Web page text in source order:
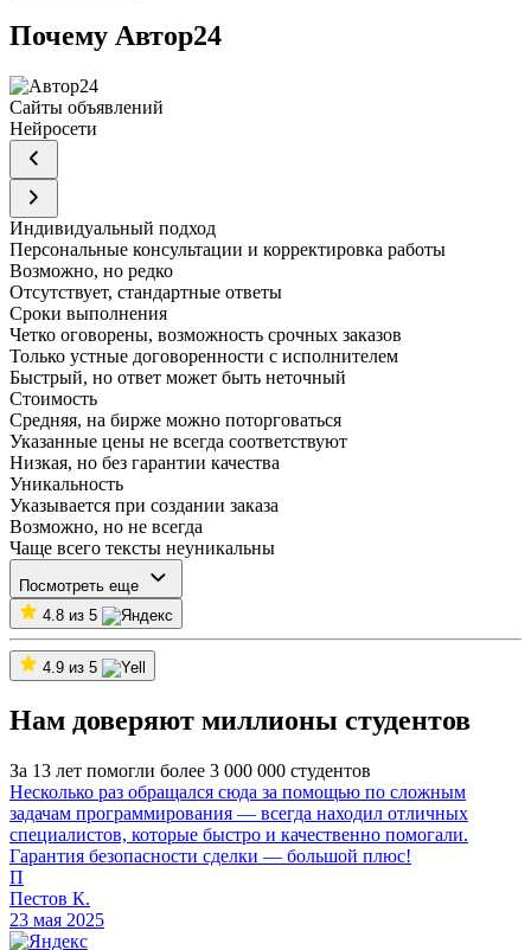
Почему Автор24
Сайты объявлений
Нейросети
Индивидуальный подход
Персональные консультации и корректировка работы
Возможно, но редко
Отсутствует, стандартные ответы
Сроки выполнения
Четко оговорены, возможность срочных заказов
Только устные договоренности с исполнителем
Быстрый, но ответ может быть неточный
Стоимость
Средняя, на бирже можно поторговаться
Указанные цены не всегда соответствуют
Низкая, но без гарантии качества
Уникальность
Указывается при создании заказа
Возможно, но не всегда
Чаще всего тексты неуникальны
Посмотреть еще
4.8 из 5
4.9 из 5
Нам доверяют миллионы студентов
За 13 лет помогли более 3 000 000 студентов
Несколько раз обращался сюда за помощью по сложным
задачам программирования — всегда находил отличных
специалистов, которые быстро и качественно помогали.
Гарантия безопасности сделки — большой плюс!
П
Пестов К.
23 мая 2025